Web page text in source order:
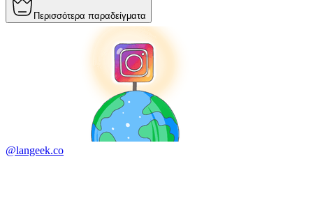
Περισσότερα παραδείγματα
@langeek.co